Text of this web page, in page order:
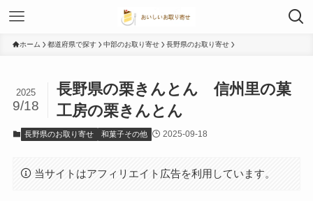
ホーム 都道府県で探す 中部のお取り寄せ 長野県のお取り寄せ
長野県の栗きんとん 信州里の菓
工房の栗きんとん
2025
9/18
長野県のお取り寄せ 和菓子その他 2025-09-18
当サイトはアフィリエイト広告を利用しています。